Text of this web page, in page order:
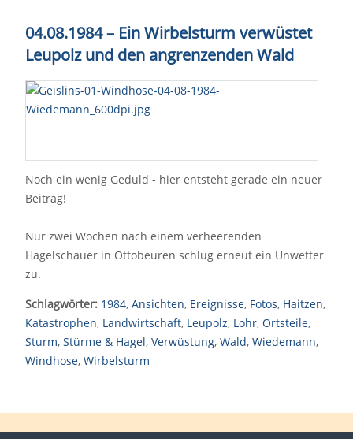
04.08.1984 – Ein Wirbelsturm verwüstet
Leupolz und den angrenzenden Wald
Noch ein wenig Geduld - hier entsteht gerade ein neuer
Beitrag!
Nur zwei Wochen nach einem verheerenden
Hagelschauer in Ottobeuren schlug erneut ein Unwetter
zu.
Schlagwörter: 1984, Ansichten, Ereignisse, Fotos, Haitzen,
Katastrophen, Landwirtschaft, Leupolz, Lohr, Ortsteile,
Sturm, Stürme & Hagel, Verwüstung, Wald, Wiedemann,
Windhose, Wirbelsturm